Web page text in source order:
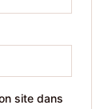
site dans